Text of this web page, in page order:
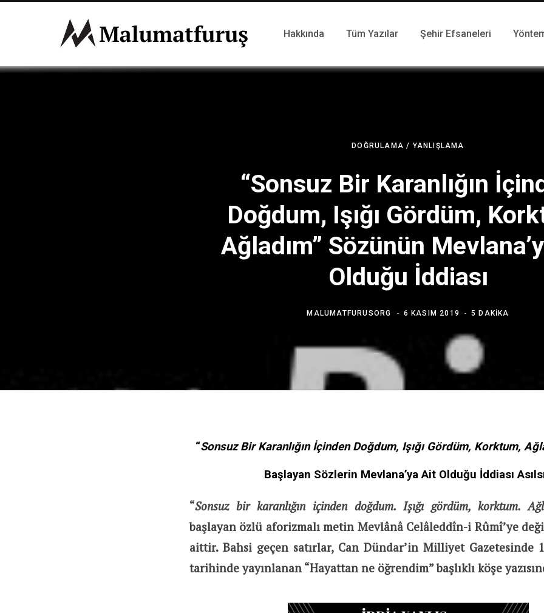
Hakkında Tüm Yazılar Şehir Efsaneleri
DOĞRULAMA / YANLIŞLAMA
“Sonsuz Bir Karanlığın
Doğdum, Işığı Gördüm,
Ağladım” Sözünün
Olduğu İddiası
MALUMATFURUSORG 6 KASIM 2019 5 DAKIKA
“Sonsuz Bir Karanlığın İçinden Doğdum, Işığı Gördüm, Korktum,
Başlayan Sözlerin Mevlana’ya Ait Olduğu İddiası
“Sonsuz bir karanlığın içinden doğdum. Işığı gördüm, korktum.
başlayan özlü aforizmalı metin Mevlânâ Celâleddîn-i Rûmî’ye
aittir. Bahsi geçen satırlar, Can Dündar’in Milliyet Gazetesinde
tarihinde yayınlanan “Hayattan ne öğrendim” başlıklı köşe